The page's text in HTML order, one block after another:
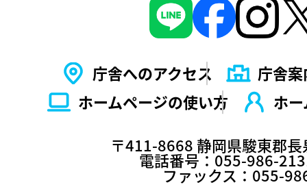
庁舎へのアクセス
庁舎案
ホームページの使い⽅
ホ
〒411-8668 静岡県駿東郡
電話番号：055-986-
ファックス：055-